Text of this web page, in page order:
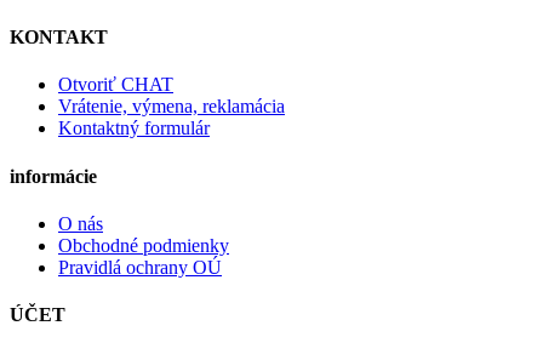
KONTAKT
Otvoriť CHAT
Vrátenie, výmena, reklamácia
Kontaktný formulár
informácie
O nás
Obchodné podmienky
Pravidlá ochrany OÚ
ÚČET